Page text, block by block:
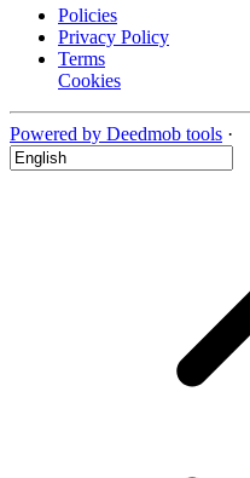
Policies
Privacy Policy
Terms
Cookies
Powered by Deedmob tools ·